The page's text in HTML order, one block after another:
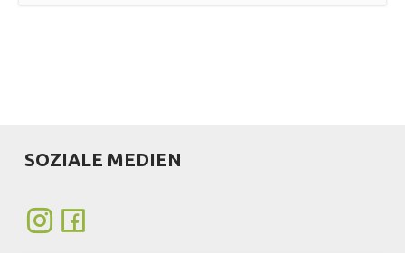
SOZIALE MEDIEN